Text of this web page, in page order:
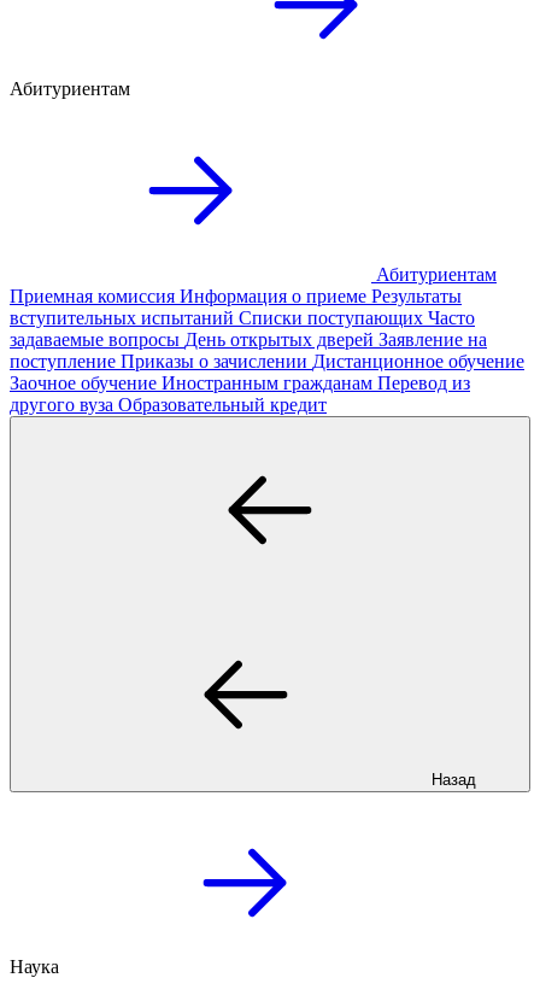
Абитуриентам
Абитуриентам
Приемная комиссия Информация о приеме Результаты
вступительных испытаний Списки поступающих Часто
задаваемые вопросы День открытых дверей Заявление на
поступление Приказы о зачислении Дистанционное обучение
Заочное обучение Иностранным гражданам Перевод из
другого вуза Образовательный кредит
Назад
Наука